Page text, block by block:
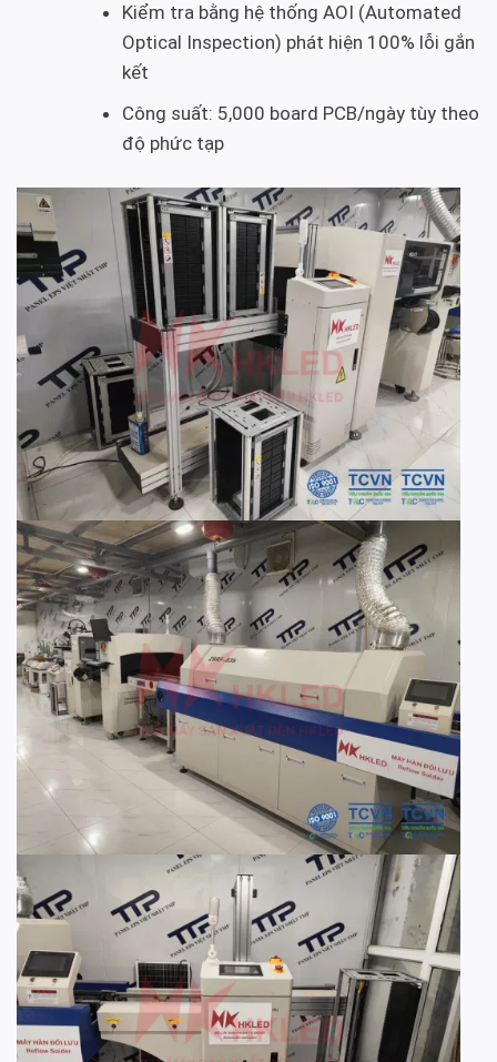
Kiểm tra bằng hệ thống AOI (Automated
Optical Inspection) phát hiện 100% lỗi gắn
kết
Công suất: 5,000 board PCB/ngày tùy theo
độ phức tạp